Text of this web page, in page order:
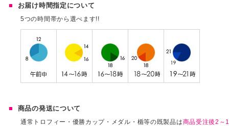
お届け時間指定について
5つの時間帯から選べます!!
商品の発送について
通常トロフィー・優勝カップ・メダル・楯等の既製品は商品受注後2～